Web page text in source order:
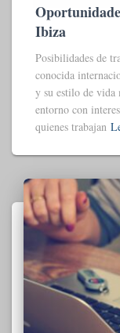
Ibiza
Posibilidades de
conocida
y su estilo de vida
entorno con
quienes trabajan